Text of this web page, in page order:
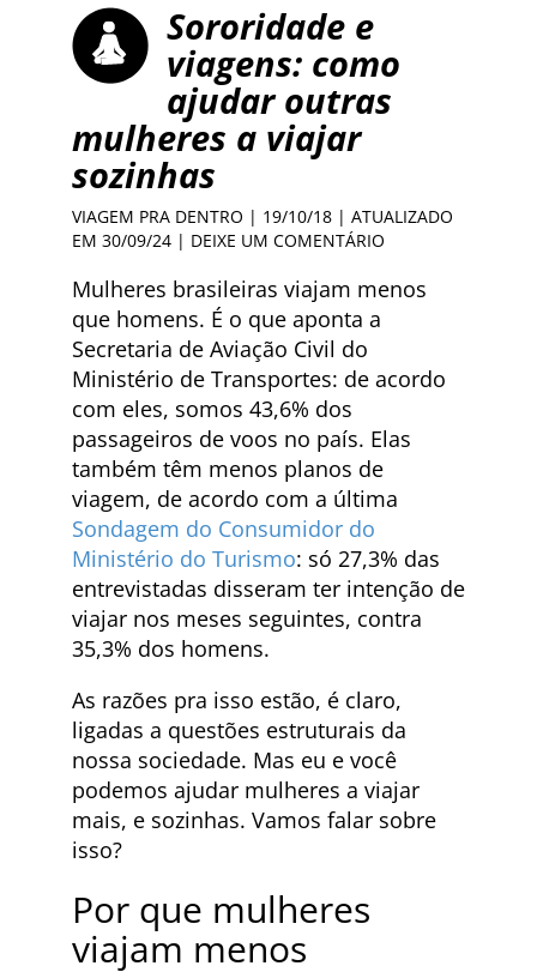
Sororidade e
viagens: como
ajudar outras
mulheres a viajar
sozinhas
VIAGEM PRA DENTRO | 19/10/18 | ATUALIZADO
EM 30/09/24 | DEIXE UM COMENTÁRIO
Mulheres brasileiras viajam menos
que homens. É o que aponta a
Secretaria de Aviação Civil do
Ministério de Transportes: de acordo
com eles, somos 43,6% dos
passageiros de voos no país. Elas
também têm menos planos de
viagem, de acordo com a última
Sondagem do Consumidor do
Ministério do Turismo: só 27,3% das
entrevistadas disseram ter intenção de
viajar nos meses seguintes, contra
35,3% dos homens.
As razões pra isso estão, é claro,
ligadas a questões estruturais da
nossa sociedade. Mas eu e você
podemos ajudar mulheres a viajar
mais, e sozinhas. Vamos falar sobre
isso?
Por que mulheres
viajam menos